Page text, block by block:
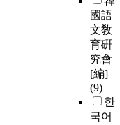
國語
文敎
育硏
究會
[編]
(9)
한
국어